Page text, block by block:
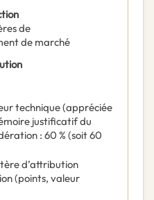
de
de marché
technique (appréciée
justificatif du
: 60 % (soit 60
d’attribution
(points, valeur